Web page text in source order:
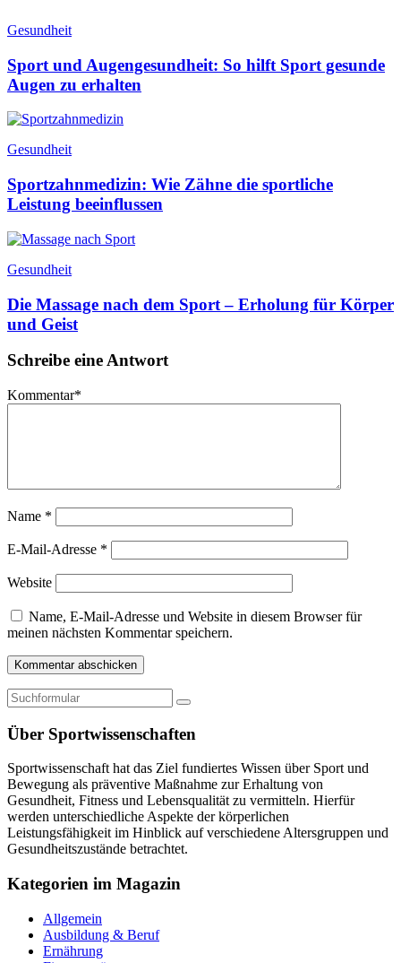
Gesundheit
Sport und Augengesundheit: So hilft Sport gesunde
Augen zu erhalten
Gesundheit
Sportzahnmedizin: Wie Zähne die sportliche
Leistung beeinflussen
Gesundheit
Die Massage nach dem Sport – Erholung für Körper
und Geist
Schreibe eine Antwort
Kommentar*
Name *
E-Mail-Adresse *
Website
Name, E-Mail-Adresse und Website in diesem Browser für
meinen nächsten Kommentar speichern.
Über Sportwissenschaften
Sportwissenschaft hat das Ziel fundiertes Wissen über Sport und
Bewegung als präventive Maßnahme zur Erhaltung von
Gesundheit, Fitness und Lebensqualität zu vermitteln. Hierfür
werden unterschiedliche Aspekte der körperlichen
Leistungsfähigkeit im Hinblick auf verschiedene Altersgruppen und
Gesundheitszustände betrachtet.
Kategorien im Magazin
Allgemein
Ausbildung & Beruf
Ernährung